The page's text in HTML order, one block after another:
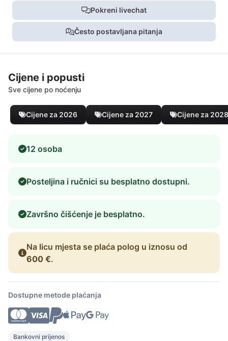
Pokreni livechat
Često postavljana pitanja
Cijene i popusti
Sve cijene po noćenju
Cijene za 2026 Cijene za 2027 Cijene za 2028
12 osoba
Posteljina i ručnici su besplatno dostupni.
Završno čišćenje je besplatno.
Na licu mjesta se plaća polog u iznosu od
600 €.
Dostupne metode plaćanja
Bankovni prijenos